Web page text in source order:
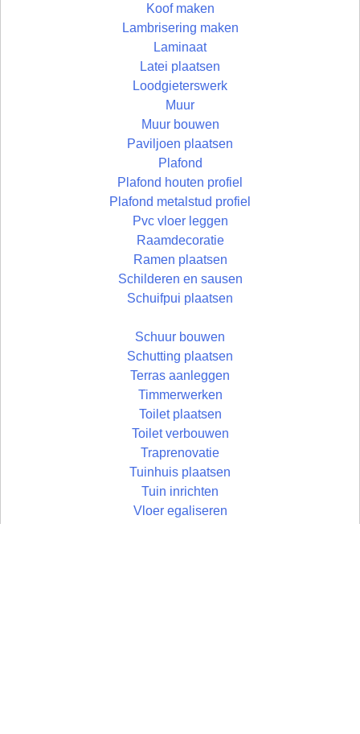
Koof maken
Lambrisering maken
Laminaat
Latei plaatsen
Loodgieterswerk
Muur
Muur bouwen
Paviljoen plaatsen
Plafond
Plafond houten profiel
Plafond metalstud profiel
Pvc vloer leggen
Raamdecoratie
Ramen plaatsen
Schilderen en sausen
Schuifpui plaatsen
Schuur bouwen
Schutting plaatsen
Terras aanleggen
Timmerwerken
Toilet plaatsen
Toilet verbouwen
Traprenovatie
Tuinhuis plaatsen
Tuin inrichten
Vloer egaliseren